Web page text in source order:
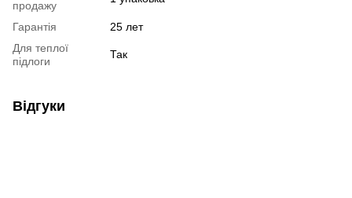
продажу
Гарантія
25 лет
Для теплої
підлоги
Так
Відгуки